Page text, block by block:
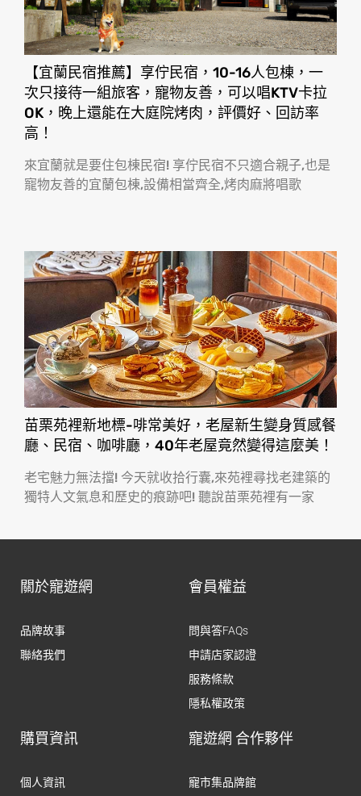
【宜蘭民宿推薦】享佇民宿，10-16人包棟，一
次只接待一組旅客，寵物友善，可以唱KTV卡拉
OK，晚上還能在大庭院烤肉，評價好、回訪率
高！
來宜蘭就是要住包棟民宿! 享佇民宿不只適合親子,也是
寵物友善的宜蘭包棟,設備相當齊全,烤肉麻將唱歌
苗栗苑裡新地標-啡常美好，老屋新生變身質感餐
廳、民宿、咖啡廳，40年老屋竟然變得這麼美！
老宅魅力無法擋! 今天就收拾行囊,來苑裡尋找老建築的
獨特人文氣息和歷史的痕跡吧! 聽說苗栗苑裡有一家
關於寵遊網
品牌故事
聯絡我們
會員權益
問與答FAQs
申請店家認證
服務條款
隱私權政策
購買資訊
個人資訊
寵遊網 合作夥伴
寵市集品牌館